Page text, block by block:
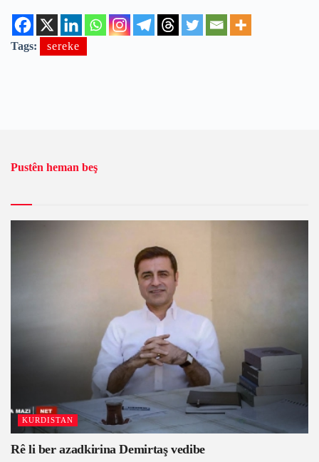
Tags: sereke
Pustên heman beş
KURDISTAN
Rê li ber azadkirina Demirtaş vedibe